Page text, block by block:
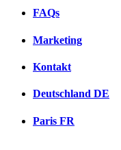
FAQs
Marketing
Kontakt
Deutschland DE
Paris FR